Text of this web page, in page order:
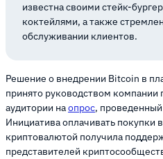
известна своими стейк-
коктейлями, а также
обслуживании клиентов.
Решение о внедрении Bitcoin в
принято руководством
аудитории наопрос,
Инициатива оплачивать покупки
криптовалютой получила
представителей